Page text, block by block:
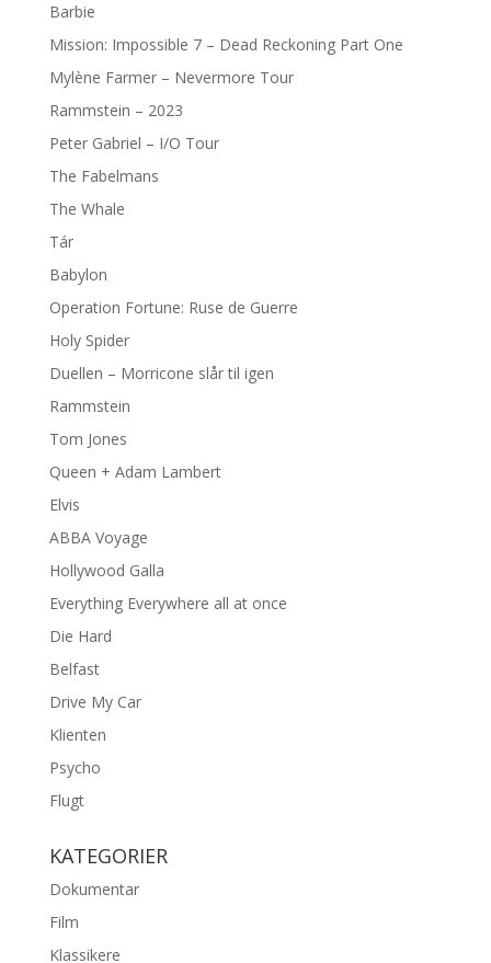
Barbie
Mission: Impossible 7 – Dead Reckoning Part One
Mylène Farmer – Nevermore Tour
Rammstein – 2023
Peter Gabriel – I/O Tour
The Fabelmans
The Whale
Tár
Babylon
Operation Fortune: Ruse de Guerre
Holy Spider
Duellen – Morricone slår til igen
Rammstein
Tom Jones
Queen + Adam Lambert
Elvis
ABBA Voyage
Hollywood Galla
Everything Everywhere all at once
Die Hard
Belfast
Drive My Car
Klienten
Psycho
Flugt
KATEGORIER
Dokumentar
Film
Klassikere